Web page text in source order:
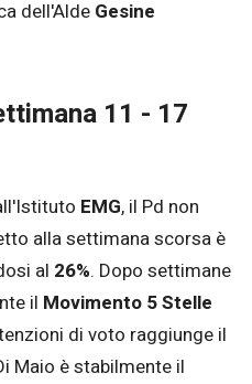
dell'Alde Gesine
11 - 17
EMG, il Pd non
alla settimana scorsa è
al 26%. Dopo settimane
il Movimento 5 Stelle
di voto raggiunge il
Maio è stabilmente il